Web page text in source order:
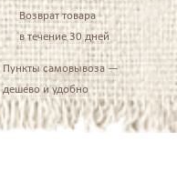
Возврат товара
в течение 30 дней
Пункты самовывоза —
дешево и удобно